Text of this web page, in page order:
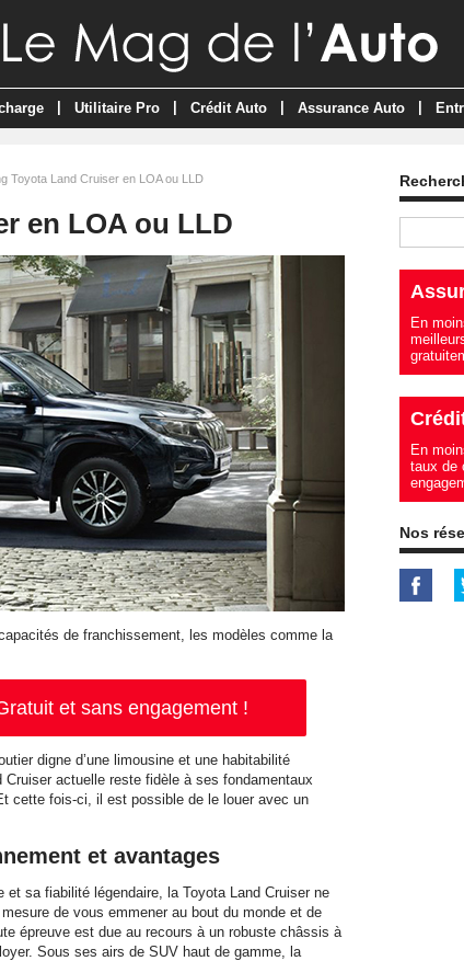
Utilitaire Pro Crédit Auto Assurance Auto
Toyota Land Cruiser en LOA ou LLD
en LOA ou LLD
de franchissement, les modèles comme la
et sans engagement !
digne d’une limousine et une habitabilité
actuelle reste fidèle à ses fondamentaux
cette fois-ci, il est possible de le louer avec un
et avantages
sa fiabilité légendaire, la Toyota Land Cruiser ne
de vous emmener au bout du monde et de
épreuve est due au recours à un robuste châssis à
Sous ses airs de SUV haut de gamme, la
En
En
taux de
Nos